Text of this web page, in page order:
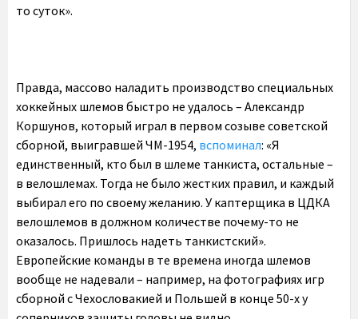
то суток».
Правда, массово наладить производство специальных
хоккейных шлемов быстро не удалось – Александр
Коршунов, который играл в первом созыве советской
сборной, выигравшей ЧМ-1954, вспоминал: «Я
единственный, кто был в шлеме танкиста, остальные –
в велошлемах. Тогда не было жестких правил, и каждый
выбирал его по своему желанию. У каптерщика в ЦДКА
велошлемов в должном количестве почему-то не
оказалось. Пришлось надеть танкистский».
Европейские команды в те времена иногда шлемов
вообще не надевали – например, на фотографиях игр
сборной с Чехословакией и Польшей в конце 50-х у